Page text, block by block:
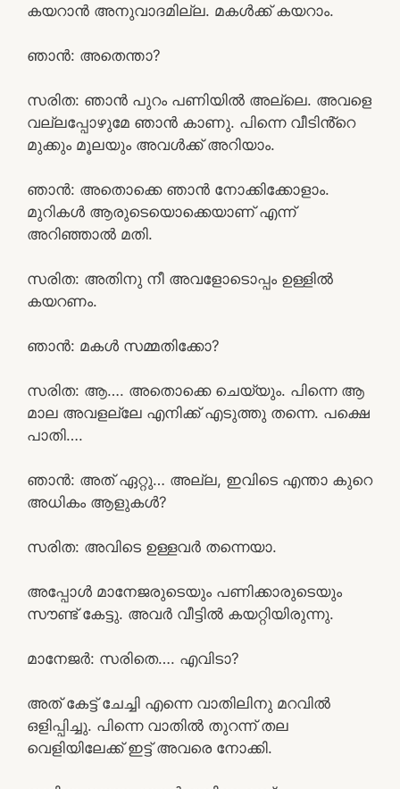
കയറാൻ അനുവാദമില്ല. മകൾക്ക് കയറാം.
ഞാൻ: അതെന്താ?
സരിത: ഞാൻ പുറം പണിയിൽ അല്ലെ. അവളെ
വല്ലപ്പോഴുമേ ഞാൻ കാണു. പിന്നെ വീടിൻ്റെ
മുക്കും മൂലയും അവൾക്ക് അറിയാം.
ഞാൻ: അതൊക്കെ ഞാൻ നോക്കിക്കോളാം.
മുറികൾ ആരുടെയൊക്കെയാണ് എന്ന്
അറിഞ്ഞാൽ മതി.
സരിത: അതിനു നീ അവളോടൊപ്പം ഉള്ളിൽ
കയറണം.
ഞാൻ: മകൾ സമ്മതിക്കോ?
സരിത: ആ…. അതൊക്കെ ചെയ്യും. പിന്നെ ആ
മാല അവളല്ലേ എനിക്ക് എടുത്തു തന്നെ. പക്ഷെ
പാതി….
ഞാൻ: അത് ഏറ്റു… അല്ല, ഇവിടെ എന്താ കുറെ
അധികം ആളുകൾ?
സരിത: അവിടെ ഉള്ളവർ തന്നെയാ.
അപ്പോൾ മാനേജരുടെയും പണിക്കാരുടെയും
സൗണ്ട് കേട്ടു. അവർ വീട്ടിൽ കയറ്റിയിരുന്നു.
മാനേജർ: സരിതെ…. എവിടാ?
അത് കേട്ട് ചേച്ചി എന്നെ വാതിലിനു മറവിൽ
ഒളിപ്പിച്ചു. പിന്നെ വാതിൽ തുറന്ന് തല
വെളിയിലേക്ക് ഇട്ട് അവരെ നോക്കി.